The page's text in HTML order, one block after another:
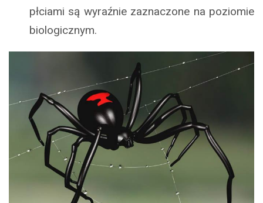
płciami są wyraźnie zaznaczone na poziomie
biologicznym.